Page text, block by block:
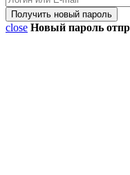
close Новый пароль